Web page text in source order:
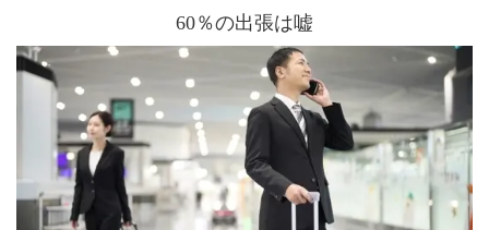
60％の出張は嘘